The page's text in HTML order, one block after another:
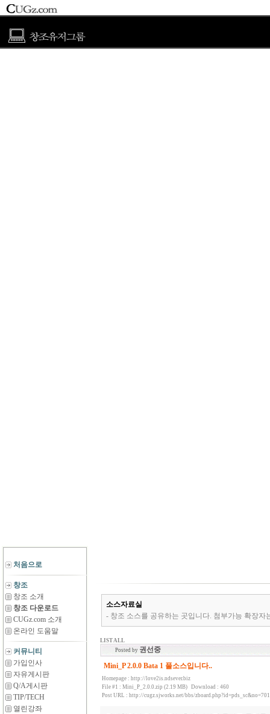
처음으로
창조
창조 소개
창조 다운로드
CUGz.com 소개
온라인 도움말
커뮤니티
가입인사
자유게시판
Q/A게시판
TIP/TECH
열린강좌
소스자료실
- 창조 소스를 공유하는 곳입니다. 첨부가능 확장자
LIST ALL
Posted by 권선중
Mini_P 2.0.0 Bata 1 풀소스입니다..
Homepage : http://love2is.ndsever.biz
File #1 : Mini_P_2.0.0.zip (2.19 MB)
Download : 460
Post URL : http://cugz.sjworks.net/bbs/zboard.php?id=pds_sc&no=701